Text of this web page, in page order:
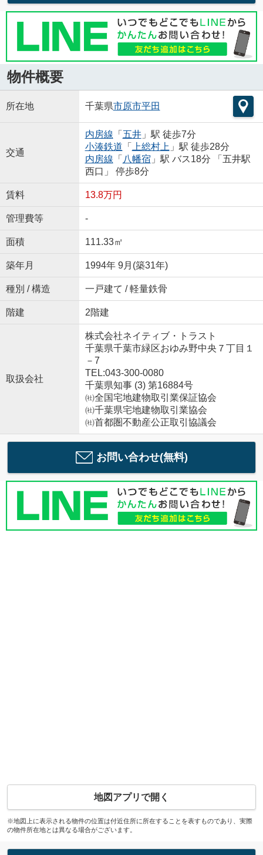
物件概要
所在地 千葉県市原市平田
交通
内房線 「 五井」駅 徒歩7分
小湊鉄道 「 上総村上 」駅 徒歩28分
内房線 「 八幡宿 」駅 バス18分 「五井駅
西口」 停歩8分
賃料 13.8万円
管理費等 -
面積 111.33㎡
築年月 1994年 9月(築31年)
種別 / 構造 一戸建て / 軽量鉄骨
階建 2階建
取扱会社
株式会社ネイティブ・トラスト
千葉県千葉市緑区おゆみ野中央７丁目１
－7
TEL:043-300-0080
千葉県知事 (3) 第16884号
㈳全国宅地建物取引業保証協会
㈳千葉県宅地建物取引業協会
㈳首都圏不動産公正取引協議会
お問い合わせ(無料)
地図アプリで開く
※地図上に表示される物件の位置は付近住所に所在することを表すものであり、実際
の物件所在地とは異なる場合がございます。